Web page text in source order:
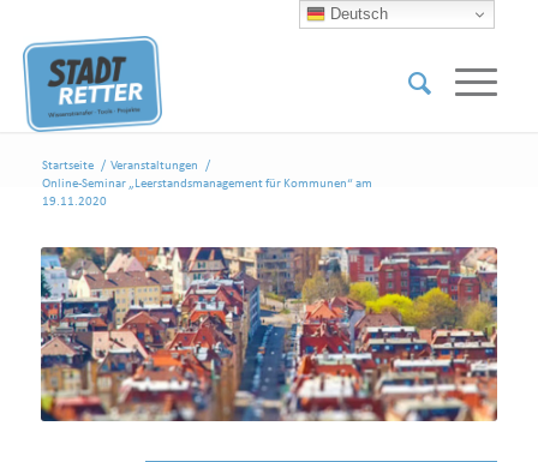
Startseite / Veranstaltungen
/
Online-Seminar „Leerstandsmanagement für Kommunen“ am
19.11.2020
Deutsch